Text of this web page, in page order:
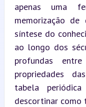
apenas uma
memorização
síntese do
ao longo dos
profundas
propriedades
tabela
descortinar como